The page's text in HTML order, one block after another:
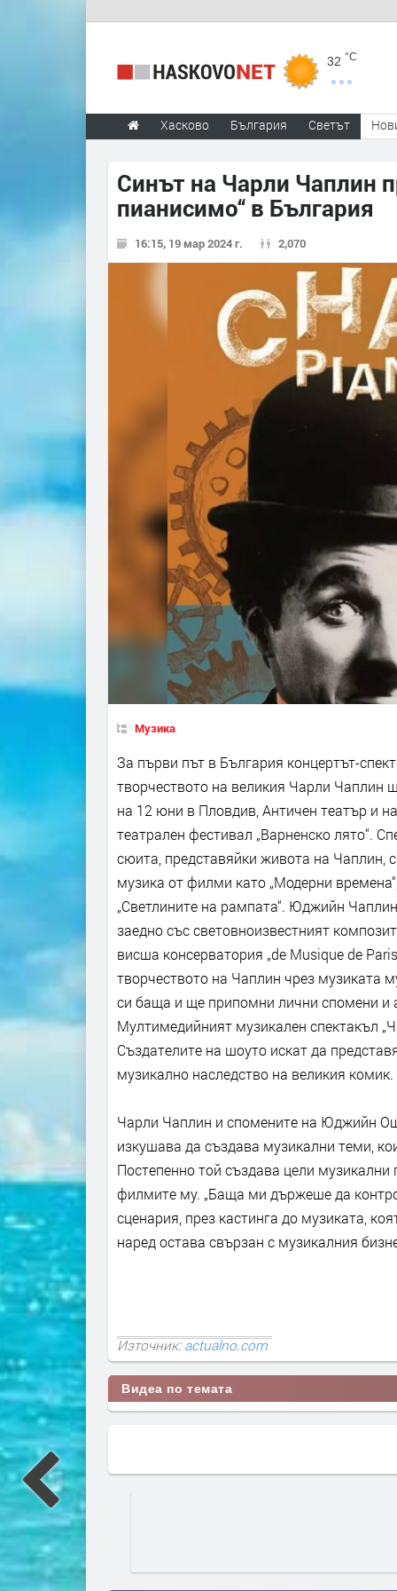
32 °C
Хасково България Светът
Синът на Чарли Чаплин
пианисимо“ в България
16:15, 19 мар 2024 г. 2,070
Музика
За първи път в България концертът-
творчеството на великия Чарли Чаплин
на 12 юни в Пловдив, Античен театър и
театрален фестивал „Варненско лято“.
сюита, представяйки живота на Чаплин,
музика от филми като „Модерни времена“,
„Светлините на рампата“. Юджийн
заедно със световноизвестният
висша консерватория „de Musique de
творчеството на Чаплин чрез музиката
си баща и ще припомни лични спомени и
Мултимедийният музикален спектакъл
Създателите на шоуто искат да
музикално наследство на великия комик.
Чарли Чаплин и спомените на Юджийн
изкушава да създава музикални теми,
Постепенно той създава цели музикални
филмите му. „Баща ми държеше да
сценария, през кастинга до музиката,
наред остава свързан с музикалния
Източник:actualno.com
Видеа по темата